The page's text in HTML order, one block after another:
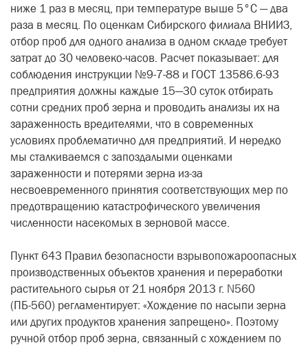
ниже 1 раз в месяц, при температуре выше 5°С — два
раза в месяц. По оценкам Сибирского филиала ВНИИЗ,
отбор проб для одного анализа в одном складе требует
затрат до 30 человеко-часов. Расчет показывает: для
соблюдения инструкции №9-7-88 и ГОСТ 13586.6-93
предприятия должны каждые 15—30 суток отбирать
сотни средних проб зерна и проводить анализы их на
зараженность вредителями, что в современных
условиях проблематично для предприятий. И нередко
мы сталкиваемся с запоздалыми оценками
зараженности и потерями зерна из-за
несвоевременного принятия соответствующих мер по
предотвращению катастрофического увеличения
численности насекомых в зерновой массе.
Пункт 643 Правил безопасности взрывопожароопасных
производственных объектов хранения и переработки
растительного сырья от 21 ноября 2013 г. N560
(ПБ-560) регламентирует: «Хождение по насыпи зерна
или других продуктов хранения запрещено». Поэтому
ручной отбор проб зерна, связанный с хождением по